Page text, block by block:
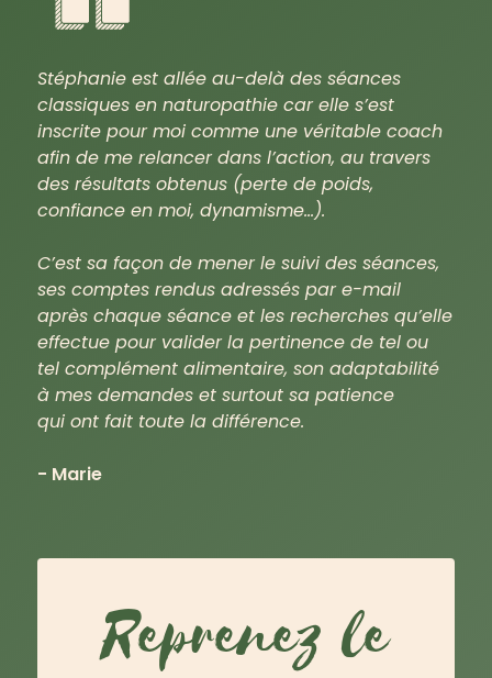
Stéphanie est allée au-delà des séances
classiques en naturopathie car elle s’est
inscrite pour moi comme une véritable coach
afin de me relancer dans l’action, au travers
des résultats obtenus (perte de poids,
confiance en moi, dynamisme…).
C’est sa façon de mener le suivi des séances,
ses comptes rendus adressés par e-mail
après chaque séance et les recherches qu’elle
effectue pour valider la pertinence de tel ou
tel complément alimentaire, son adaptabilité
à mes demandes et surtout sa patience
qui ont fait toute la différence.
- Marie
Reprenez le